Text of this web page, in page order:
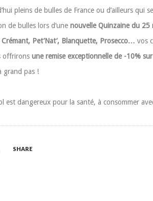
pleins de bulles de France ou d’ailleurs
de bulles lors d’une nouvelle Quinzaine du 25
Pet’Nat’, Blanquette, Prosecco… vos
offrirons une remise exceptionnelle de -10%
grand pas !
est dangereux pour la santé, à consommer
SHARE